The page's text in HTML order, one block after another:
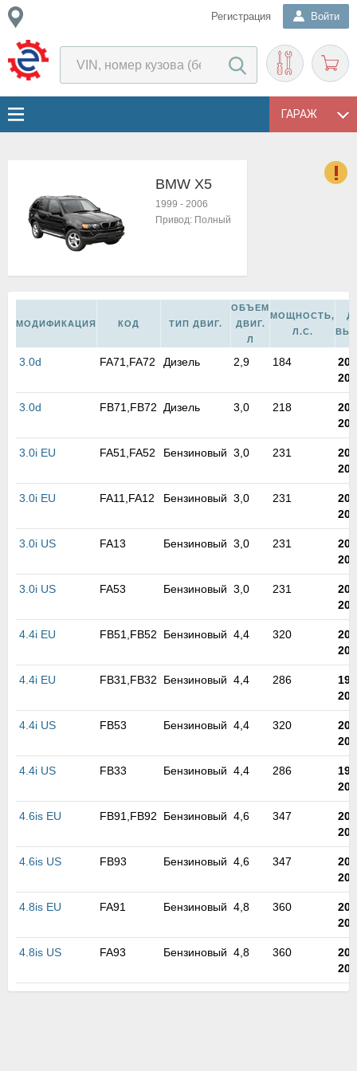
Регистрация Войти
ГАРАЖ
BMW X5
1999 - 2006
Привод: Полный
МОДИФИКАЦИЯ КОД ТИП ДВИГ.
ОБЪЕМ
ДВИГ.
Л
МОЩНОСТЬ,
Л.С.
3.0d FA71,FA72 Дизель 2,9 184
3.0d FB71,FB72 Дизель 3,0 218
3.0i EU FA51,FA52 Бензиновый 3,0 231
3.0i EU FA11,FA12 Бензиновый 3,0 231
3.0i US FA13 Бензиновый 3,0 231
3.0i US FA53 Бензиновый 3,0 231
4.4i EU FB51,FB52 Бензиновый 4,4 320
4.4i EU FB31,FB32 Бензиновый 4,4 286
4.4i US FB53 Бензиновый 4,4 320
4.4i US FB33 Бензиновый 4,4 286
4.6is EU FB91,FB92 Бензиновый 4,6 347
4.6is US FB93 Бензиновый 4,6 347
4.8is EU FA91 Бензиновый 4,8 360
4.8is US FA93 Бензиновый 4,8 360